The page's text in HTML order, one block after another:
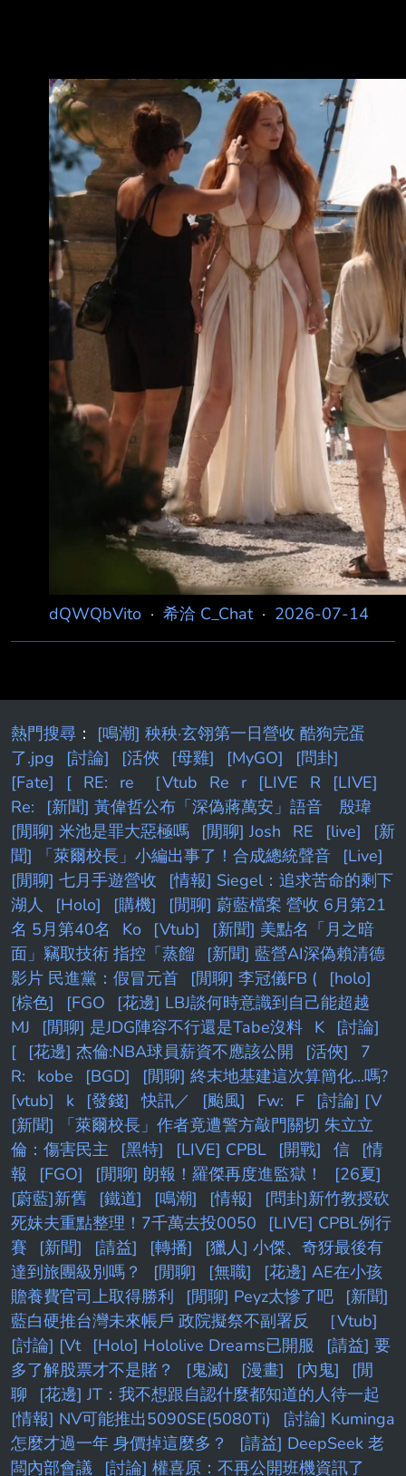
dQWQbVito · 希洽 C_Chat· 2026-07-14
熱門搜尋 ： [鳴潮] 秧秧·玄翎第一日營收 酷狗完蛋
了.jpg
[討論] [活俠 [母雞] [MyGO]
[問卦]
[Fate]
[ RE: re ［Vtub Re r [LIVE R
[LIVE]
Re:
[新聞] 黃偉哲公布「深偽蔣萬安」語音 殷瑋
[閒聊] 米池是罪大惡極嗎
[閒聊] Josh RE [live]
[新
聞] 「萊爾校長」小編出事了！合成總統聲音
[Live]
[閒聊] 七月手遊營收
[情報] Siegel：追求苦命的剩下
湖人
[Holo] [購機]
[閒聊] 蔚藍檔案 營收 6月第21
名 5月第40名
Ko [Vtub]
[新聞] 美點名「月之暗
面」竊取技術 指控「蒸餾
[新聞] 藍營AI深偽賴清德
影片 民進黨：假冒元首
[閒聊] 李冠儀FB (
[holo]
[棕色]
[FGO
[花邊] LBJ談何時意識到自己能超越
MJ
[閒聊] 是JDG陣容不行還是Tabe沒料 K
[討論]
[
[花邊] 杰倫:NBA球員薪資不應該公開 [活俠]
7
R:
kobe [BGD]
[閒聊] 終末地基建這次算簡化...嗎?
[vtub]
k [發錢] 快訊／ [颱風] Fw: F
[討論] [V
[新聞] 「萊爾校長」作者竟遭警方敲門關切 朱立立
倫：傷害民主
[黑特] [LIVE] CPBL [開戰] 信
[情
報
[FGO] [閒聊] 朗報！羅傑再度進監獄！
[26夏]
[蔚藍]新舊
[鐵道] [鳴潮] [情報]
[問卦]新竹教授砍
死妹夫重點整理！7千萬去投0050
[LIVE] CPBL例行
賽
[新聞] [請益] [轉播]
[獵人] 小傑、奇犽最後有
達到旅團級別嗎？
[閒聊] [無職]
[花邊] AE在小孩
贍養費官司上取得勝利
[閒聊] Peyz太慘了吧
[新聞]
藍白硬推台灣未來帳戶 政院擬祭不副署反
［Vtub]
[討論] [Vt
[Holo] Hololive Dreams已開服
[請益] 要
多了解股票才不是賭？
[鬼滅] [漫畫] [內鬼]
[閒
聊
[花邊] JT：我不想跟自認什麼都知道的人待一起
[情報] NV可能推出5090SE(5080Ti)
[討論] Kuminga
怎麼才過一年 身價掉這麼多？
[請益] DeepSeek 老
闆內部會議
[討論] 權喜原：不再公開班機資訊了